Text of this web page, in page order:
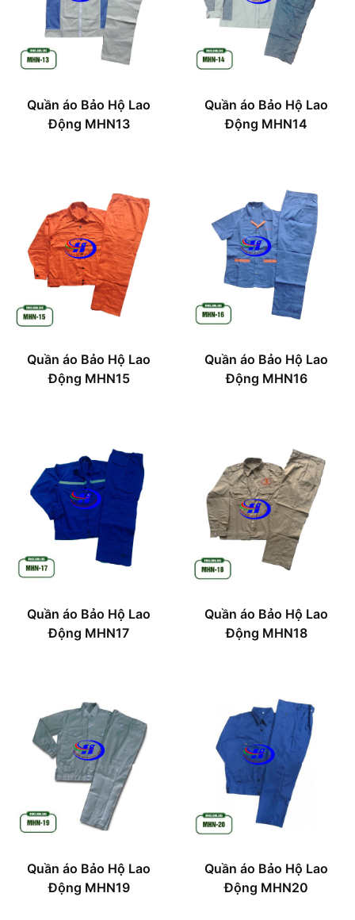
Quần áo Bảo Hộ Lao
Động MHN13
Quần áo Bảo Hộ Lao
Động MHN14
Quần áo Bảo Hộ Lao
Động MHN15
Quần áo Bảo Hộ Lao
Động MHN16
Quần áo Bảo Hộ Lao
Động MHN17
Quần áo Bảo Hộ Lao
Động MHN18
Quần áo Bảo Hộ Lao
Động MHN19
Quần áo Bảo Hộ Lao
Động MHN20